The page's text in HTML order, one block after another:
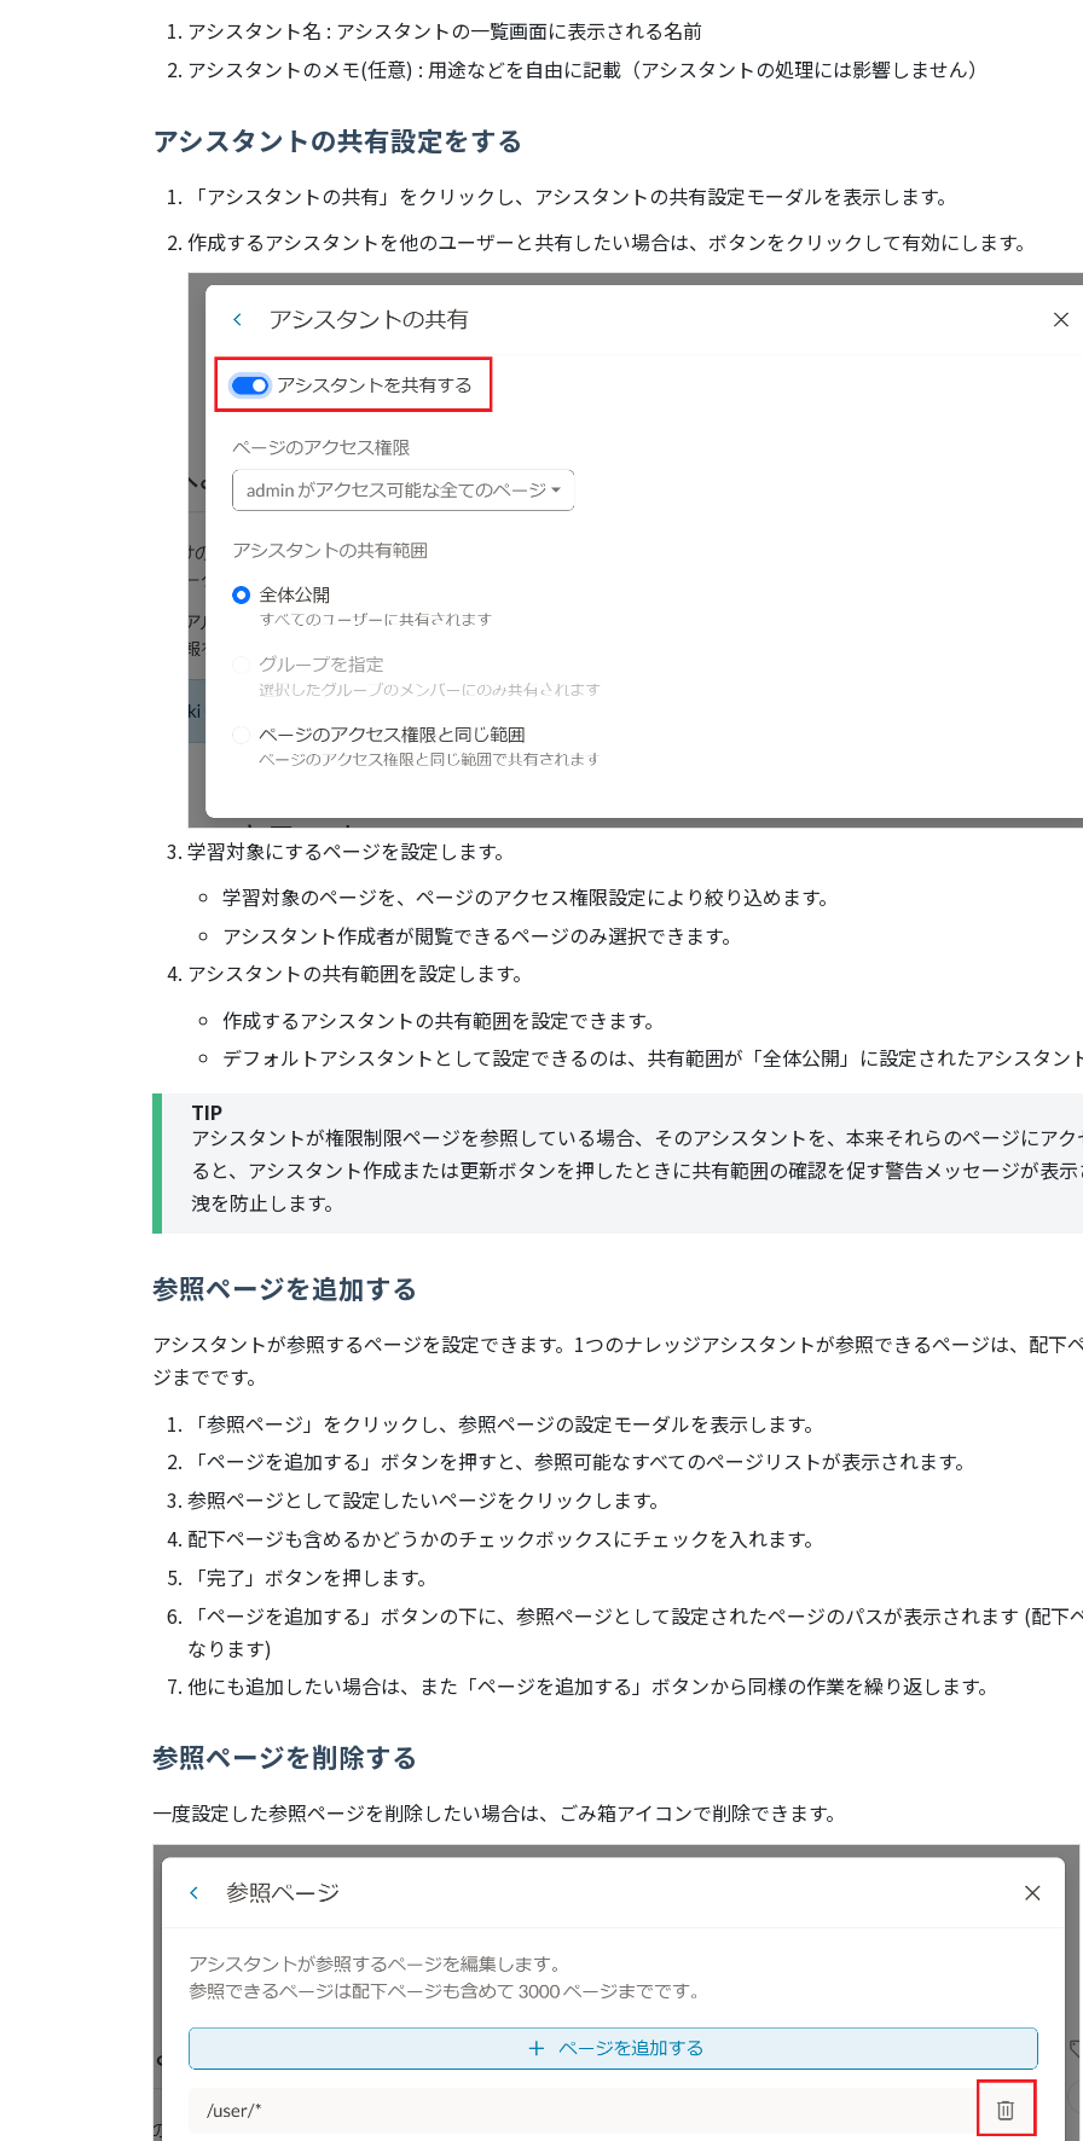
アシスタント名 : アシスタントの一覧画面に表示される名前
アシスタントのメモ(任意) : 用途などを自由に記載（アシスタントの処理には影響しません）
アシスタントの共有設定をする
「アシスタントの共有」をクリックし、アシスタントの共有設定モーダルを表示します。
作成するアシスタントを他のユーザーと共有したい場合は、ボタンをクリックして有効にします。
学習対象にするページを設定します。
学習対象のページを、ページのアクセス権限設定により絞り込めます。
アシスタント作成者が閲覧できるページのみ選択できます。
アシスタントの共有範囲を設定します。
作成するアシスタントの共有範囲を設定できます。
デフォルトアシスタントとして設定できるのは、共有範囲が「全体公開」に設定されたアシスタン
TIP
アシスタントが権限制限ページを参照している場合、そのアシスタントを、本来それらのページにア
ると、アシスタント作成または更新ボタンを押したときに共有範囲の確認を促す警告メッセージが表
洩を防止します。
参照ページを追加する
アシスタントが参照するページを設定できます。1つのナレッジアシスタントが参照できるページは、配下
ジまでです。
「参照ページ」をクリックし、参照ページの設定モーダルを表示します。
「ページを追加する」ボタンを押すと、参照可能なすべてのページリストが表示されます。
参照ページとして設定したいページをクリックします。
配下ページも含めるかどうかのチェックボックスにチェックを入れます。
「完了」ボタンを押します。
「ページを追加する」ボタンの下に、参照ページとして設定されたページのパスが表示されます (配
なります)
他にも追加したい場合は、また「ページを追加する」ボタンから同様の作業を繰り返します。
参照ページを削除する
一度設定した参照ページを削除したい場合は、ごみ箱アイコンで削除できます。